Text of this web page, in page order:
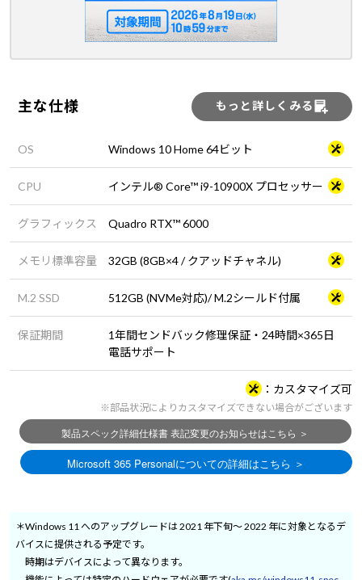
主な仕様 もっと詳しくみる
OS Windows 10 Home 64ビット
CPU インテル® Core™ i9-10900X プロセッサー
グラフィックス Quadro RTX™ 6000
メモリ標準容量 32GB (8GB×4 / クアッドチャネル)
M.2 SSD 512GB (NVMe対応)/ M.2シールド付属
保証期間
1年間センドバック修理保証・24時間×365日
電話サポート
カスタマイズ可
※部品状況によりカスタマイズできない場合がございます
＊Windows 11 へのアップグレードは 2021 年下旬～ 2022 年に対象となるデ
バイスに提供される予定です。
時期はデバイスによって異なります。